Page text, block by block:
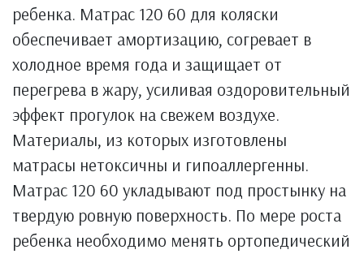
ребенка. Матрас 120 60 для коляски
обеспечивает амортизацию, согревает в
холодное время года и защищает от
перегрева в жару, усиливая оздоровительный
эффект прогулок на свежем воздухе.
Материалы, из которых изготовлены
матрасы нетоксичны и гипоаллергенны.
Матрас 120 60 укладывают под простынку на
твердую ровную поверхность. По мере роста
ребенка необходимо менять ортопедический